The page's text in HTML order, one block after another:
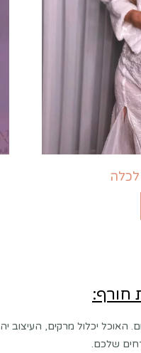
לכלה
חורף:
האוכל יכלול מרקים, העיצוב
שלכם.